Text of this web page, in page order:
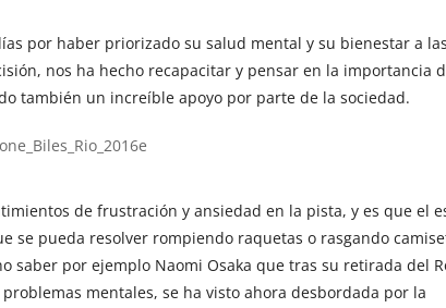
por haber priorizado su salud mental y su bienestar a las
nos ha hecho recapacitar y pensar en la importancia
también un increíble apoyo por parte de la sociedad.
de frustración y ansiedad en la pista, y es que el
se pueda resolver rompiendo raquetas o rasgando
saber por ejemplo Naomi Osaka que tras su retirada del
mentales, se ha visto ahora desbordada por la